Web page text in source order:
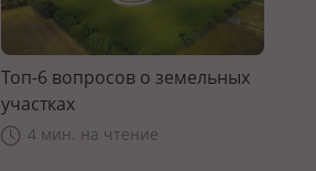
Топ-6 вопросов о земельных
участках
4 мин. на чтение